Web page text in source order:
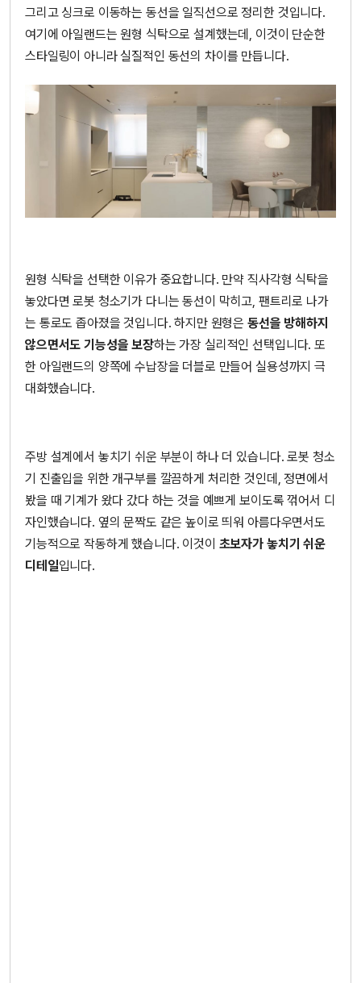
그리고 싱크로 이동하는 동선을 일직선으로 정리한 것입니다.
여기에 아일랜드는 원형 식탁으로 설계했는데, 이것이 단순한
스타일링이 아니라 실질적인 동선의 차이를 만듭니다.
원형 식탁을 선택한 이유가 중요합니다. 만약 직사각형 식탁을
놓았다면 로봇 청소기가 다니는 동선이 막히고, 팬트리로 나가
는 통로도 좁아졌을 것입니다. 하지만 원형은 동선을 방해하지
않으면서도 기능성을 보장하는 가장 실리적인 선택입니다. 또
한 아일랜드의 양쪽에 수납장을 더블로 만들어 실용성까지 극
대화했습니다.
주방 설계에서 놓치기 쉬운 부분이 하나 더 있습니다. 로봇 청소
기 진출입을 위한 개구부를 깔끔하게 처리한 것인데, 정면에서
봤을 때 기계가 왔다 갔다 하는 것을 예쁘게 보이도록 꺾어서 디
자인했습니다. 옆의 문짝도 같은 높이로 띄워 아름다우면서도
기능적으로 작동하게 했습니다. 이것이 초보자가 놓치기 쉬운
디테일입니다.